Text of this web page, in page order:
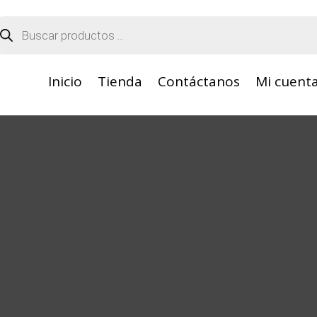
Inicio Tienda Contáctanos Mi